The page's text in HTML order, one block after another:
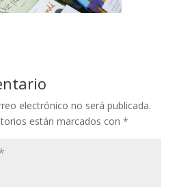
electrónico no será publicada.
están marcados con *